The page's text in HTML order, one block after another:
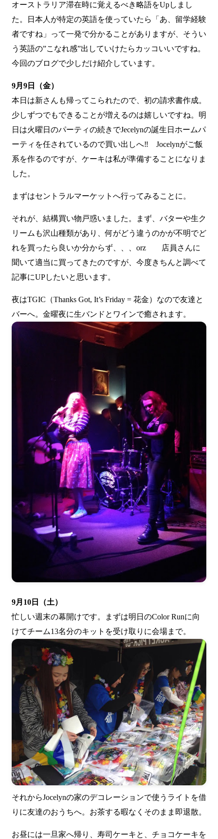
オーストラリア滞在時に覚えるべき略語をUpしまし
た。日本人が特定の英語を使っていたら「あ、留学経験
者ですね」って一発で分かることがありますが、そうい
う英語の”こなれ感”出していけたらカッコいいですね。
今回のブログで少しだけ紹介しています。
9月9日（金）
本日は新さんも帰ってこられたので、初の請求書作成。
少しずつでもできることが増えるのは嬉しいですね。明
日は火曜日のパーティの続きでJecelynの誕生日ホームパ
ーティを任されているので買い出しへ‼ Jocelynがご飯
系を作るのですが、ケーキは私が準備することになりま
した。
まずはセントラルマーケット へ行ってみることに。
それが、結構買い物戸惑いました。まず、バターや生ク
リームも沢山種類があり、何がどう違うのかが不明でど
れを買ったら良いか分からず、、、orz 店員さんに
聞いて適当に買ってきたのですが、今度きちんと調べて
記事にUPしたいと思います。
夜はTGIC（Thanks Got, It’s Friday = 花金）なので友達と
バーへ。金曜夜に生バンドとワインで癒されます。
9月10日（土）
忙しい週末の幕開けです。まずは明日のColor Runに向
けてチーム13名分のキットを受け取りに会場まで。
それからJocelynの家のデコレーションで使うライトを借
りに友達のおうちへ。お茶する暇なくそのまま即退散。
お昼には一旦家へ帰り、寿司ケーキと、チョコケーキを